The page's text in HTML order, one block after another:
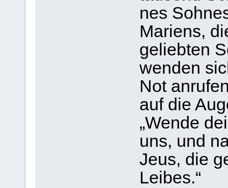
nes
Mari­ens,
gelieb­ten
wen­den
Not
auf die
„Wende
uns, und
Jeus, die
Lei­bes.“